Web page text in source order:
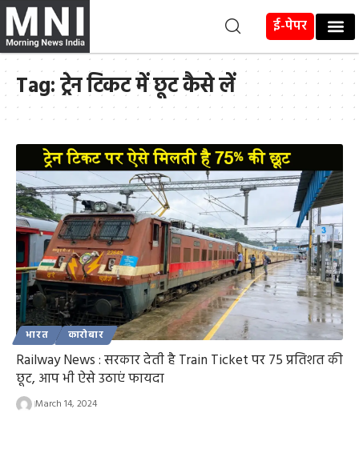
ई-पेपर
Tag:ट्रेन टिकट में छूट कैसे लें
भारत कारोबार
Railway News : सरकार देती है Train Ticket पर 75 प्रतिशत की
छूट, आप भी ऐसे उठाएं फायदा
March 14, 2024